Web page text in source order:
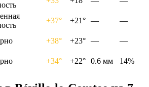
+37° +21° —
—
+38° +23° —
—
+34° +22° 0.6 мм 14%